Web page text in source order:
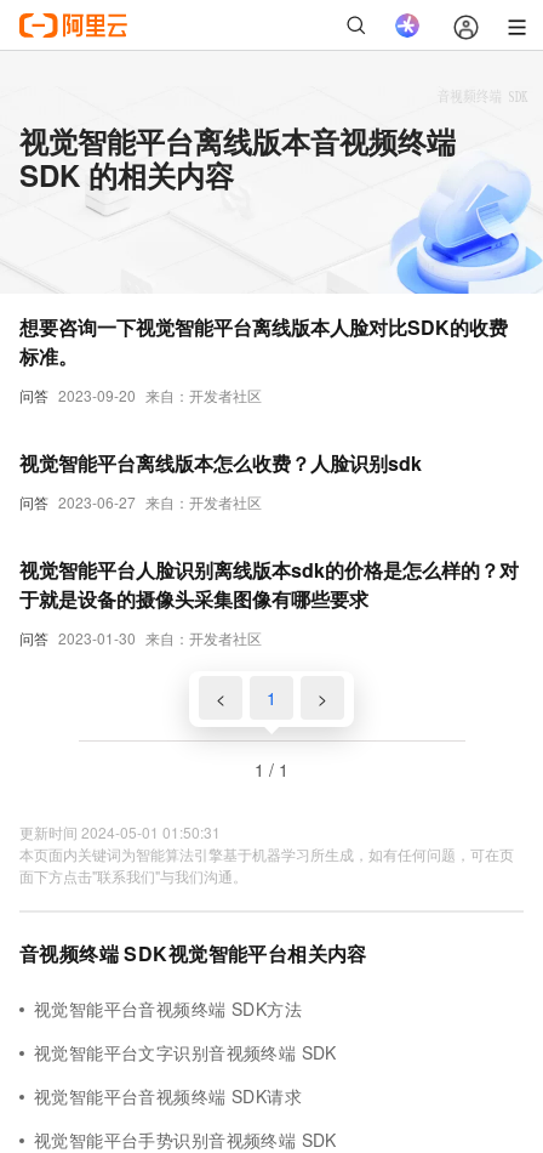
视觉智能平台离线版本音视频终端
SDK 的相关内容
问答 2023-09-20 来自：开发者社区
想要咨询一下视觉智能平台离线版本人脸对比SDK的收费
标准。
问答 2023-06-27 来自：开发者社区
视觉智能平台离线版本怎么收费？人脸识别sdk
问答 2023-01-30 来自：开发者社区
视觉智能平台人脸识别离线版本sdk的价格是怎么样的？对
于就是设备的摄像头采集图像有哪些要求
< 1 >
1 / 1
更新时间 2024-05-01 01:50:31
本页面内关键词为智能算法引擎基于机器学习所生成，如有任何问题，可在页
面下方点击"联系我们"与我们沟通。
音视频终端 SDK视觉智能平台相关内容
视觉智能平台音视频终端 SDK方法
视觉智能平台文字识别音视频终端 SDK
视觉智能平台音视频终端 SDK请求
视觉智能平台手势识别音视频终端 SDK